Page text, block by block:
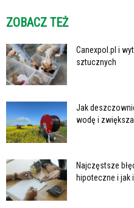
ZOBACZ TEŻ
Canexpol.pl i
sztucznych
Jak
wodę i
Najczęstsze
hipoteczne i jak